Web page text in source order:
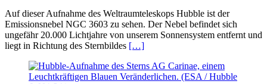
Auf dieser Aufnahme des Weltraumteleskops Hubble ist der
Emissionsnebel NGC 3603 zu sehen. Der Nebel befindet sich
ungefähr 20.000 Lichtjahre von unserem Sonnensystem entfernt und
liegt in Richtung des Sternbildes […]